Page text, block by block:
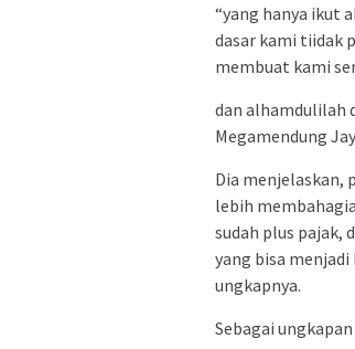
“yang hanya ikut
dasar kami tiidak
membuat kami
dan alhamdulilah
Megamendung
Dia menjelaskan,
lebih
sudah plus pajak,
yang bisa
ungkapnya.
Sebagai